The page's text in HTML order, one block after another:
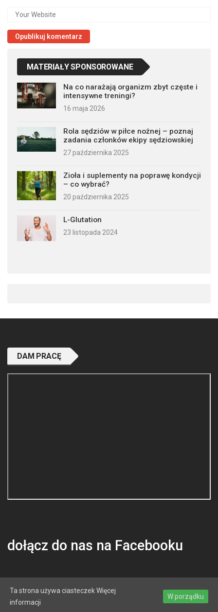
MATERIAŁY SPONSOROWANE
Na co narażają organizm zbyt częste i
intensywne treningi?
16 maja 2026
Rola sędziów w piłce nożnej – poznaj
zadania członków ekipy sędziowskiej
27 października 2025
Zioła i suplementy na poprawę kondycji
– co wybrać?
20 października 2025
L-Glutation
23 listopada 2024
DAM PRACĘ
dołącz do nas na Facebooku
Ta strona używa ciasteczekWięcej
informacji
W porządku